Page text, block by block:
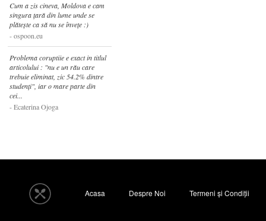
Cum a zis cineva, Moldova e cam
singura țară din lume unde se
plătește ca să nu se învețe :)
ospoon.eu
Problema coruptiie e exact in titlul
articolului : "nu e un rău care
trebuie eliminat, zic 54.2% dintre
studenți", iar o mare parte din
cei...
Ecaterina Ojoga
Acasa Despre Noi Termeni și Condiții